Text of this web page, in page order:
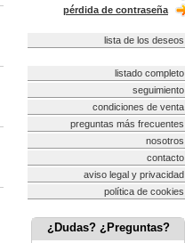
pérdida de contraseña
lista de los deseos
listado completo
seguimiento
condiciones de venta
preguntas más frecuentes
nosotros
contacto
aviso legal y privacidad
política de cookies
¿Dudas? ¿Preguntas?